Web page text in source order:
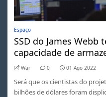
Espaço
SSD do James Webb
capacidade de
War 0 01 Ago 2022
Será que os cientistas do
bilhões de dólares foram